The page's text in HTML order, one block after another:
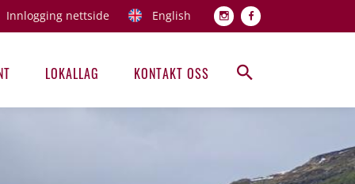
Topp
Innlogging nettside English
Hovedmeny
LOKALLAG KONTAKT OSS